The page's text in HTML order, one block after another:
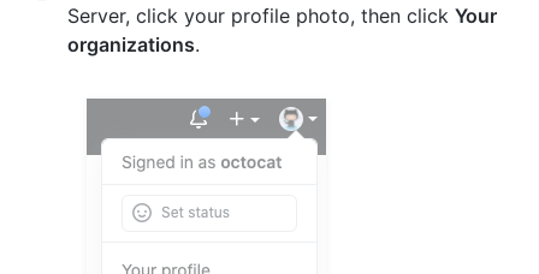
Server, click your profile photo, then click Your
organizations.